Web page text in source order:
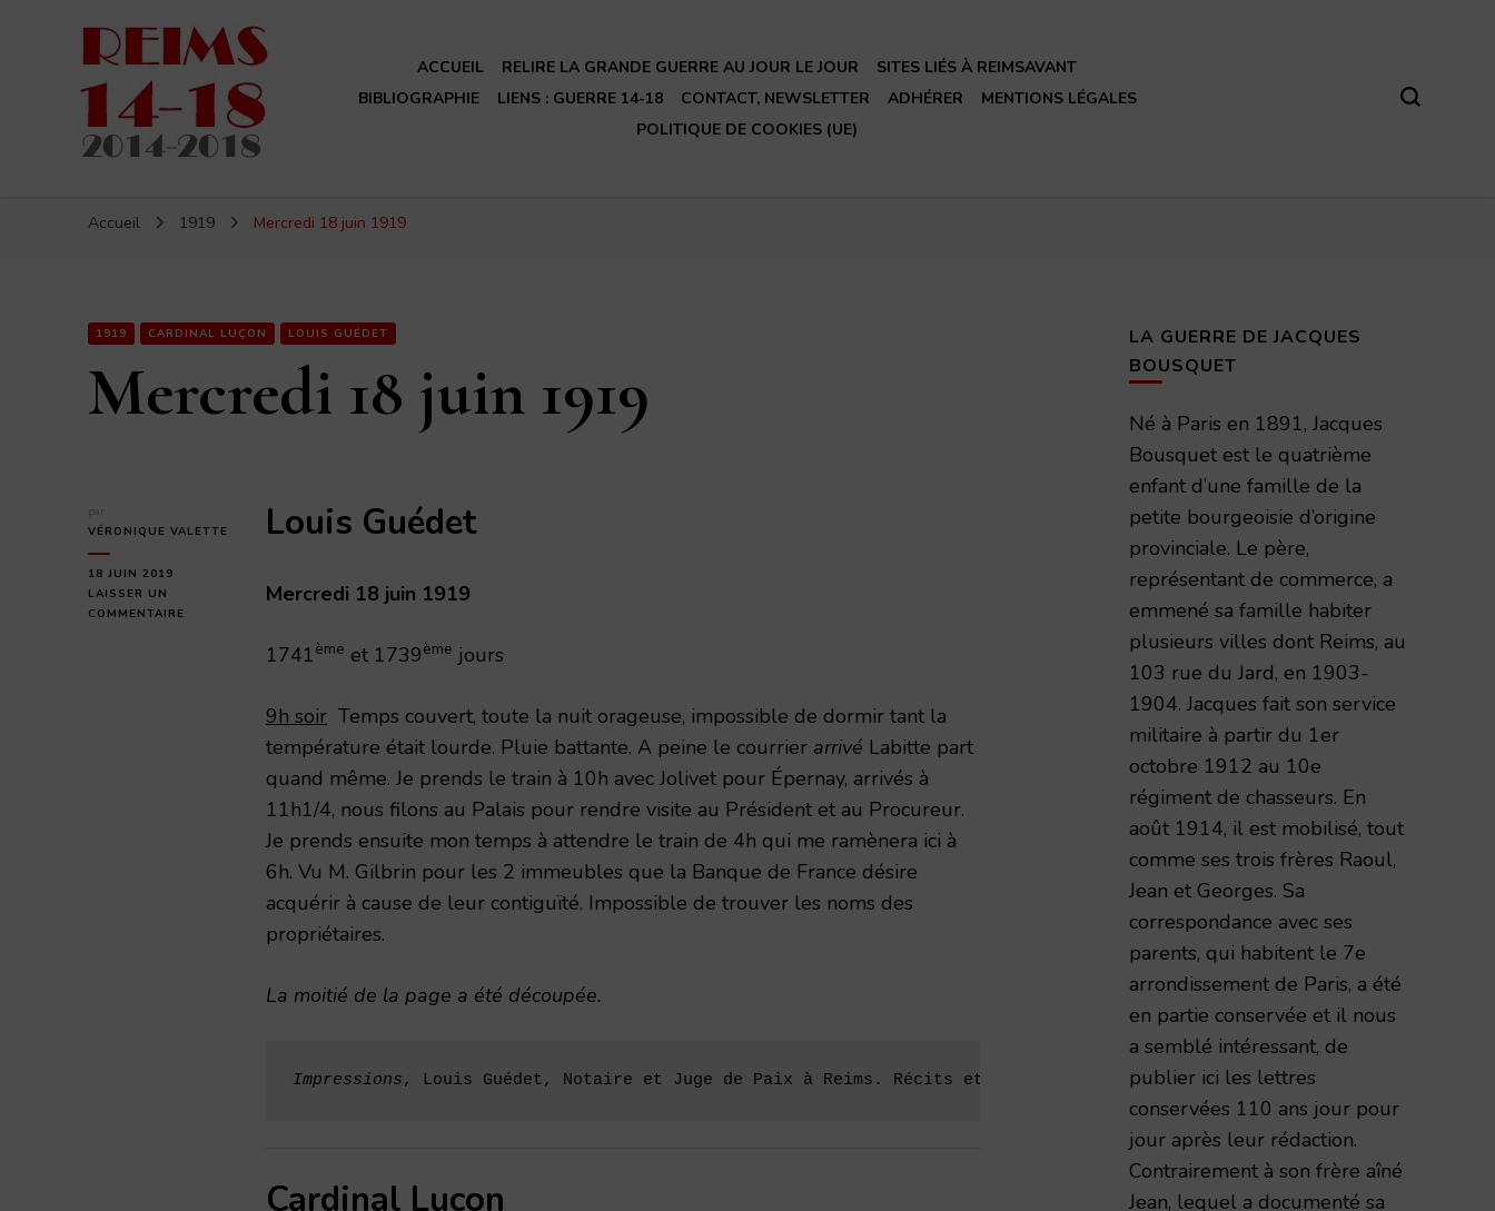
ACCUEIL RELIRE LA GRANDE GUERRE AU JOUR LE JOUR
SITES LIÉS À REIMSAVANT
BIBLIOGRAPHIE
LIENS : GUERRE 14-18 CONTACT, NEWSLETTER ADHÉRER
MENTIONS LÉGALES
POLITIQUE DE COOKIES (UE)
Accueil 1919 Mercredi 18 juin 1919
1919 CARDINAL LUÇON LOUIS GUÉDET
Mercredi 18 juin 1919
VÉRONIQUE VALETTE
18 JUIN 2019
LAISSER UN
COMMENTAIRE
Louis Guédet
Mercredi 18 juin 1919
1741ème et 1739ème jours
9h soir Temps couvert, toute la nuit orageuse, impossible de dormir tant la
température était lourde. Pluie battante. A peine le courrier arrivé Labitte part
quand même. Je prends le train à 10h avec Jolivet pour Épernay, arrivés à
11h1/4, nous filons au Palais pour rendre visite au Président et au Procureur.
Je prends ensuite mon temps à attendre le train de 4h qui me ramènera ici à
6h. Vu M. Gilbrin pour les 2 immeubles que la Banque de France désire
acquérir à cause de leur contiguïté. Impossible de trouver les noms des
propriétaires.
La moitié de la page a été découpée.
Impressions, Louis Guédet, Notaire et Juge de Paix à Reims. Récits et impressions de guerre d'un civil rémois 1914-
Cardinal Luçon
LA GUERRE DE JACQUES
BOUSQUET
Né à Paris en 1891, Jacques
Bousquet est le quatrième
enfant d’une famille de la
petite bourgeoisie d’origine
provinciale. Le père,
représentant de commerce, a
emmené sa famille habiter
plusieurs villes dont Reims, au
103 rue du Jard, en 1903-
1904. Jacques fait son service
militaire à partir du 1er
octobre 1912 au 10e
régiment de chasseurs. En
août 1914, il est mobilisé, tout
comme ses trois frères Raoul,
Jean et Georges. Sa
correspondance avec ses
parents, qui habitent le 7e
arrondissement de Paris, a été
en partie conservée et il nous
a semblé intéressant, de
publier ici les lettres
conservées 110 ans jour pour
jour après leur rédaction.
Contrairement à son frère aîné
Jean, lequel a documenté sa